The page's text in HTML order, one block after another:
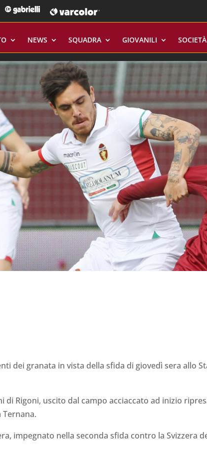
NEWS SQUADRA GIOVANILI SOCIETÀ
dei granata in vista della sfida di giovedì sera allo
Rigoni, uscito dal campo acciaccato ad inizio
Ternana.
impegnato nella seconda sfida contro la Svizzera